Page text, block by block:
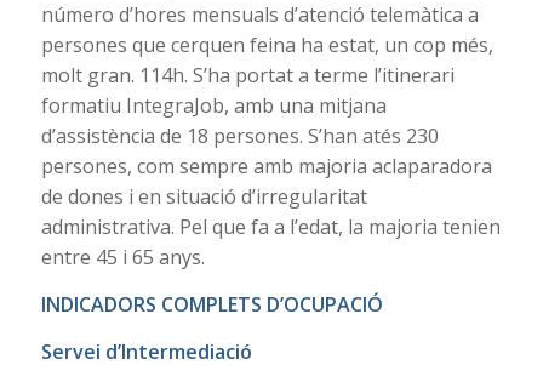
número d’hores mensuals d’atenció telemàtica a
persones que cerquen feina ha estat, un cop més,
molt gran. 114h. S’ha portat a terme l’itinerari
formatiu IntegraJob, amb una mitjana
d’assistència de 18 persones. S’han atés 230
persones, com sempre amb majoria aclaparadora
de dones i en situació d’irregularitat
administrativa. Pel que fa a l’edat, la majoria tenien
entre 45 i 65 anys.
INDICADORS COMPLETS D’OCUPACIÓ
Servei d’Intermediació